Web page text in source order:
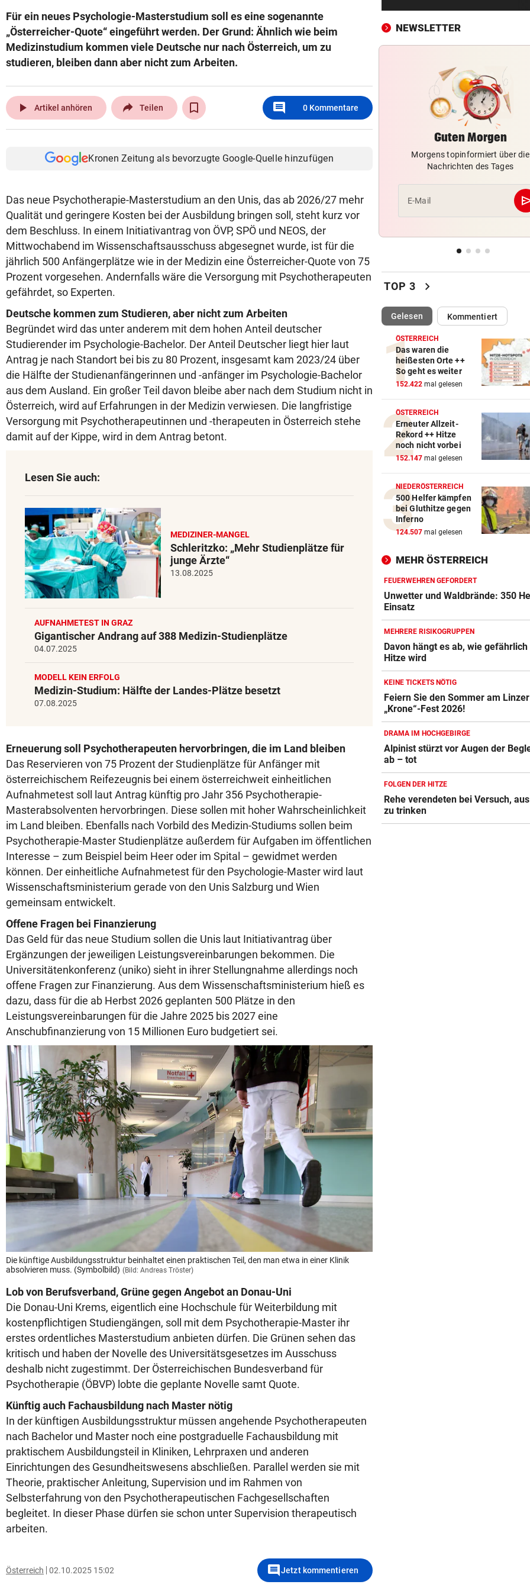
Für ein neues Psychologie-Masterstudium soll es eine sogenannte
„Österreicher-Quote“ eingeführt werden. Der Grund: Ähnlich wie beim
Medizinstudium kommen viele Deutsche nur nach Österreich, um zu
studieren, bleiben dann aber nicht zum Arbeiten.
play_arrow Artikel anhören Teilen comment 0 Kommentare
Kronen Zeitung als bevorzugte Google-Quelle hinzufügen
Das neue Psychotherapie-Masterstudium an den Unis, das ab 2026/27 mehr
Qualität und geringere Kosten bei der Ausbildung bringen soll, steht kurz vor
dem Beschluss. In einem Initiativantrag von ÖVP, SPÖ und NEOS, der
Mittwochabend im Wissenschaftsausschuss abgesegnet wurde, ist für die
jährlich 500 Anfängerplätze wie in der Medizin eine Österreicher-Quote von 75
Prozent vorgesehen. Andernfalls wäre die Versorgung mit Psychotherapeuten
gefährdet, so Experten.
Deutsche kommen zum Studieren, aber nicht zum Arbeiten
Begründet wird das unter anderem mit dem hohen Anteil deutscher
Studierender im Psychologie-Bachelor. Der Anteil Deutscher liegt hier laut
Antrag je nach Standort bei bis zu 80 Prozent, insgesamt kam 2023/24 über
die Hälfte der Studienanfängerinnen und -anfänger im Psychologie-Bachelor
aus dem Ausland. Ein großer Teil davon bleibe aber nach dem Studium nicht in
Österreich, wird auf Erfahrungen in der Medizin verwiesen. Die langfristige
Versorgung mit Psychotherapeutinnen und -therapeuten in Österreich stehe
damit auf der Kippe, wird in dem Antrag betont.
Lesen Sie auch:
MEDIZINER-MANGEL
Schleritzko: „Mehr Studienplätze für
junge Ärzte“
13.08.2025
AUFNAHMETEST IN GRAZ
Gigantischer Andrang auf 388 Medizin-Studienplätze
04.07.2025
MODELL KEIN ERFOLG
Medizin-Studium: Hälfte der Landes-Plätze besetzt
07.08.2025
Erneuerung soll Psychotherapeuten hervorbringen, die im Land bleiben
Das Reservieren von 75 Prozent der Studienplätze für Anfänger mit
österreichischem Reifezeugnis bei einem österreichweit einheitlichen
Aufnahmetest soll laut Antrag künftig pro Jahr 356 Psychotherapie-
Masterabsolventen hervorbringen. Diese sollen mit hoher Wahrscheinlichkeit
im Land bleiben. Ebenfalls nach Vorbild des Medizin-Studiums sollen beim
Psychotherapie-Master Studienplätze außerdem für Aufgaben im öffentlichen
Interesse – zum Beispiel beim Heer oder im Spital – gewidmet werden
können. Der einheitliche Aufnahmetest für den Psychologie-Master wird laut
Wissenschaftsministerium gerade von den Unis Salzburg und Wien
gemeinsam entwickelt.
Offene Fragen bei Finanzierung
Das Geld für das neue Studium sollen die Unis laut Initiativantrag über
Ergänzungen der jeweiligen Leistungsvereinbarungen bekommen. Die
Universitätenkonferenz (uniko) sieht in ihrer Stellungnahme allerdings noch
offene Fragen zur Finanzierung. Aus dem Wissenschaftsministerium hieß es
dazu, dass für die ab Herbst 2026 geplanten 500 Plätze in den
Leistungsvereinbarungen für die Jahre 2025 bis 2027 eine
Anschubfinanzierung von 15 Millionen Euro budgetiert sei.
Die künftige Ausbildungsstruktur beinhaltet einen praktischen Teil, den man etwa in einer Klinik
absolvieren muss. (Symbolbild) (Bild: Andreas Tröster)
Lob von Berufsverband, Grüne gegen Angebot an Donau-Uni
Die Donau-Uni Krems, eigentlich eine Hochschule für Weiterbildung mit
kostenpflichtigen Studiengängen, soll mit dem Psychotherapie-Master ihr
erstes ordentliches Masterstudium anbieten dürfen. Die Grünen sehen das
kritisch und haben der Novelle des Universitätsgesetzes im Ausschuss
deshalb nicht zugestimmt. Der Österreichischen Bundesverband für
Psychotherapie (ÖBVP) lobte die geplante Novelle samt Quote.
Künftig auch Fachausbildung nach Master nötig
In der künftigen Ausbildungsstruktur müssen angehende Psychotherapeuten
nach Bachelor und Master noch eine postgraduelle Fachausbildung mit
praktischem Ausbildungsteil in Kliniken, Lehrpraxen und anderen
Einrichtungen des Gesundheitswesens abschließen. Parallel werden sie mit
Theorie, praktischer Anleitung, Supervision und im Rahmen von
Selbsterfahrung von den Psychotherapeutischen Fachgesellschaften
begleitet. In dieser Phase dürfen sie schon unter Supervision therapeutisch
arbeiten.
Österreich 02.10.2025 15:02 commentJetzt kommentieren
Dobrindt: Drohnen-Vorfall
„Anschlagsszenario“
DRAMA IM HOCHGEBIRGE vor
Begleiterin ab – tot
FOLGEN DER HITZE vor
Rehe verendeten bei
Kanal zu trinken
NEUE VERTRAGSFALLEN vor
Warum zahlt Versicherung
Stiegensturz nicht?
vor
fatales Zeichen“
Polizist belästigte Frau mit
Nachrichten
REKORDSOMMER IN Ö
Hitze, Brände, Unwetter:
Einsatzkräfte gefordert!
BRISANTE ERMITTLUNGEN vor
Tragödie! Brasilien-Talent
84-Jährigen tot
LÄNDLE-HEIMKEHRER vor
Böckle geht gern baden,
allerdings nur im See
34 IN WIEN HEUER
Immer mehr Tropennächte
Landeshauptstädten
WARUM WAR MANN DABEI? vor
BH-Causa bei Frauen-Tour:
an Kontrollen
DANIEL TSCHOFENIG vor 2
Früher Sommer-Start:
verletzungsfrei!“
AUF DER BRENNERSTRECKE vor 2
Paar wurde mit Pkw von der
Autobahn geschleudert
NEWSLETTER
Guten Morgen
Morgens topinformiert über die
Nachrichten des Tages
E-Mail
TOP 3 chevron_right
Gelesen(ausgewählt)Kommentiert
ÖSTERREICH
Das waren die
heißesten Orte ++
So geht es weiter
152.422 mal gelesen
ÖSTERREICH
Erneuter Allzeit-
Rekord ++ Hitze
noch nicht vorbei
152.147 mal gelesen
NIEDERÖSTERREICH
500 Helfer kämpfen
bei Gluthitze gegen
Inferno
124.507 mal gelesen
MEHR ÖSTERREICH
FEUERWEHREN GEFORDERT
Unwetter und Waldbrände: 350
Einsatz
MEHRERE RISIKOGRUPPEN
Davon hängt es ab, wie gefährlich
Hitze wird
KEINE TICKETS NÖTIG
Feiern Sie den Sommer am Linzer
„Krone“-Fest 2026!
DRAMA IM HOCHGEBIRGE
Alpinist stürzt vor Augen der
ab – tot
FOLGEN DER HITZE
Rehe verendeten bei Versuch,
zu trinken